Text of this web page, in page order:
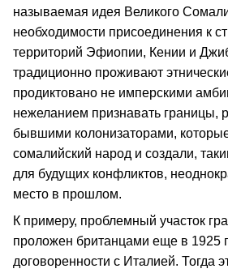
называемая идея Великого
необходимости присоединения к
территорий Эфиопии, Кении и
традиционно проживают
продиктовано не имперскими
нежеланием признавать границы,
бывшими колонизаторами,
сомалийский народ и создали,
для будущих конфликтов,
место в прошлом.
К примеру, проблемный участок
проложен британцами еще в 1925
договоренности с Италией. Тогда